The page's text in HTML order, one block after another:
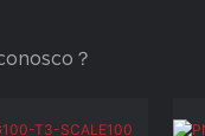
？